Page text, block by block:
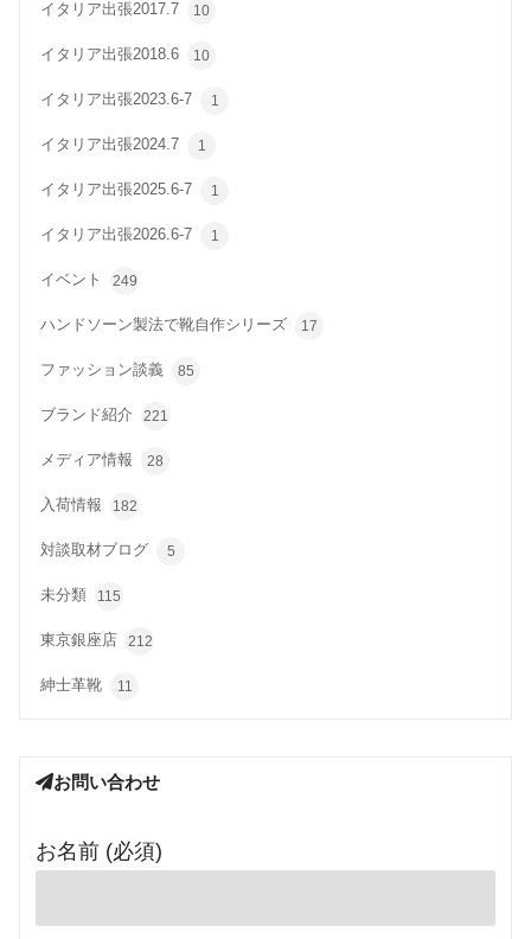
イタリア出張2017.7 10
イタリア出張2018.6 10
イタリア出張2023.6-7 1
イタリア出張2024.7 1
イタリア出張2025.6-7 1
イタリア出張2026.6-7 1
イベント 249
ハンドソーン製法で靴自作シリーズ 17
ファッション談義 85
ブランド紹介 221
メディア情報 28
入荷情報 182
対談取材ブログ 5
未分類 115
東京銀座店 212
紳士革靴 11
お問い合わせ
お名前 (必須)